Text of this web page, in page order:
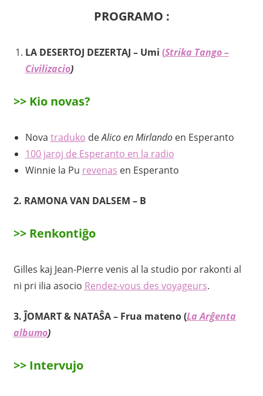
PROGRAMO :
LA DESERTOJ DEZERTAJ – Umi (Strika Tango –
Civilizacio)
>> Kio novas?
Nova traduko deAlico en Mirlandoen Esperanto
100 jaroj de Esperanto en la radio
Winnie la Pu revenas en Esperanto
2. RAMONA VAN DALSEM – B
>> Renkontiĝo
Gilles kaj Jean-Pierre venis al la studio por rakonti al
ni pri ilia asocio Rendez-vous des voyageurs.
3. ĴOMART & NATAŜA – Frua mateno (La Arĝenta
albumo)
>> Intervujo